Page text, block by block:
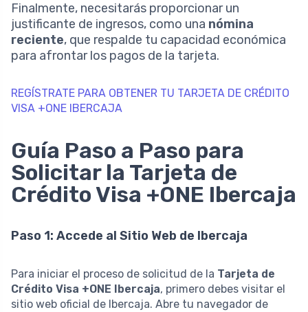
Finalmente, necesitarás proporcionar un
justificante de ingresos, como una nómina
reciente, que respalde tu capacidad económica
para afrontar los pagos de la tarjeta.
REGÍSTRATE PARA OBTENER TU TARJETA DE CRÉDITO
VISA +ONE IBERCAJA
Guía Paso a Paso para
Solicitar la Tarjeta de
Crédito Visa +ONE Ibercaja
Paso 1: Accede al Sitio Web de Ibercaja
Para iniciar el proceso de solicitud de la Tarjeta de
Crédito Visa +ONE Ibercaja, primero debes visitar el
sitio web oficial de Ibercaja. Abre tu navegador de